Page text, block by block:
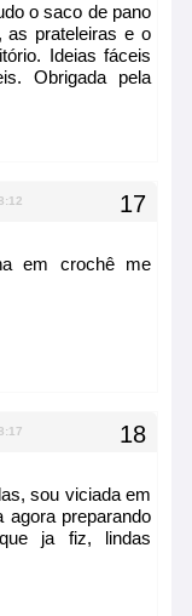
o saco de pano
as prateleiras e o
Ideias fáceis
Obrigada pela
em crochê me
sou viciada em
agora preparando
ja fiz, lindas